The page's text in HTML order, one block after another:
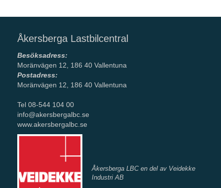
Åkersberga Lastbilcentral
Besöksadress:
Moränvägen 12, 186 40 Vallentuna
Postadress:
Moränvägen 12, 186 40 Vallentuna
Tel 08-544 104 00
info@akersbergalbc.se
www.akersbergalbc.se
Åkersberga LBC en del av Veidekke
Industri AB